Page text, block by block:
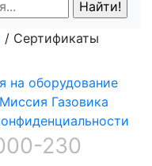
/ Сертификаты
на оборудование
Миссия Газовика
230